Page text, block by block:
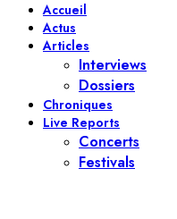
Accueil
Actus
Articles
Interviews
Dossiers
Chroniques
Live Reports
Concerts
Festivals